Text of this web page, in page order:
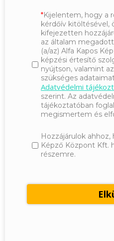
Kijelentem, hogy a
kérdőív kitöltésével,
kifejezetten
az általam
(a/az) Alfa Kapos
képzési értesítő
nyújtson, valamint
szükséges
Adatvédelmi
szerint. Az
tájékoztatóban
megismertem és
Hozzájárulok
Képző Központ Kft.
részemre.